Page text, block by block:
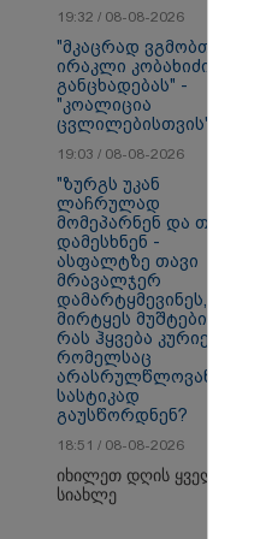
19:32 / 08-08-2026
"მკაცრად ვგმობთ
ირაკლი კობახიძის
განცხადებას" -
"კოალიცია
ცვლილებისთვის"
19:03 / 08-08-2026
"ზურგს უკან
ლაჩრულად
მომეპარნენ და თავს
დამესხნენ -
ასფალტზე თავი
მრავალჯერ
დამარტყმევინეს,
მირტყეს მუშტები" -
რას ჰყვება კურიერი,
რომელსაც
არასრულწლოვანები
სასტიკად
გაუსწორდნენ?
18:51 / 08-08-2026
იხილეთ დღის ყველა
სიახლე